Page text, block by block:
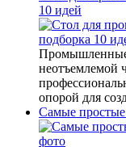
10 идей
неотъемлемой
опорой для
Самые простые